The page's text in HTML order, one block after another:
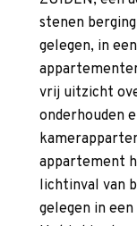
stenen
gelegen, in
vrij uitzicht
onderhouden
appartement
lichtinval van
gelegen in